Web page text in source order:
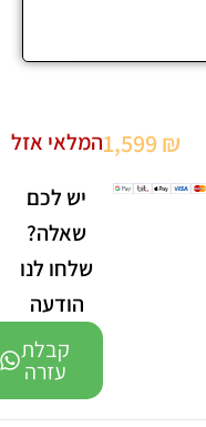
1,599 ₪ המלאי אזל
יש לכם
שאלה?
שלחו לנו
הודעה
קבלת
עזרה